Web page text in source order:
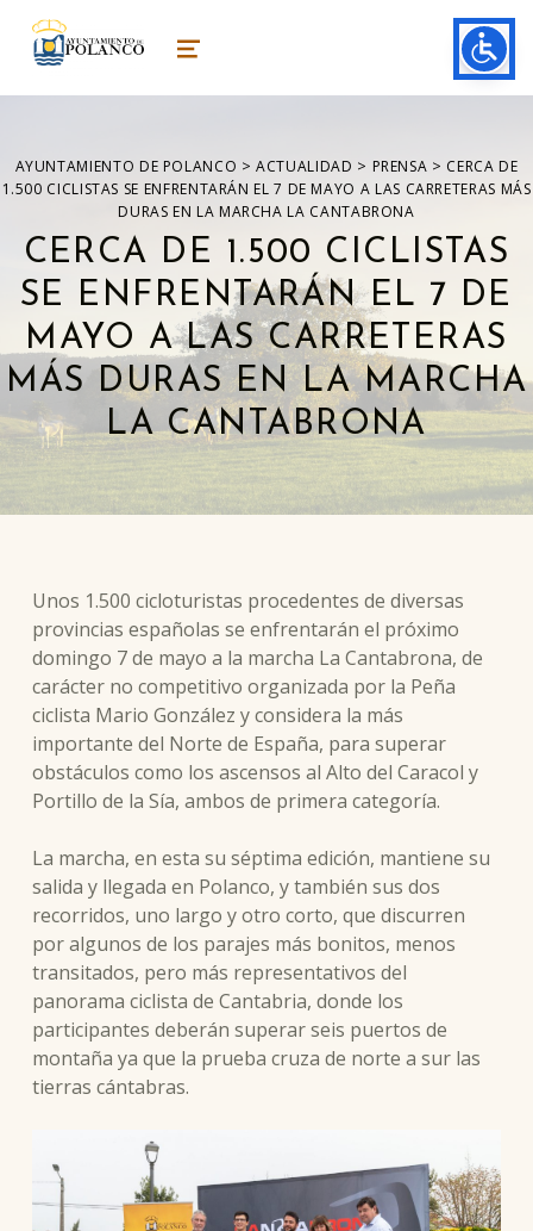
ayuntamiento de polanco
AYUNTAMIENTO DE POLANCO MENU
AYUNTAMIENTO DE POLANCO >ACTUALIDAD > PRENSA > CERCA DE
1.500 CICLISTAS SE ENFRENTARÁN EL 7 DE MAYO A LAS CARRETERAS MÁS
DURAS EN LA MARCHA LA CANTABRONA
CERCA DE 1.500 CICLISTAS
SE ENFRENTARÁN EL 7 DE
MAYO A LAS CARRETERAS
MÁS DURAS EN LA MARCHA
LA CANTABRONA
Unos 1.500 cicloturistas procedentes de diversas
provincias españolas se enfrentarán el próximo
domingo 7 de mayo a la marcha La Cantabrona, de
carácter no competitivo organizada por la Peña
ciclista Mario González y considera la más
importante del Norte de España, para superar
obstáculos como los ascensos al Alto del Caracol y
Portillo de la Sía, ambos de primera categoría.
La marcha, en esta su séptima edición, mantiene su
salida y llegada en Polanco, y también sus dos
recorridos, uno largo y otro corto, que discurren
por algunos de los parajes más bonitos, menos
transitados, pero más representativos del
panorama ciclista de Cantabria, donde los
participantes deberán superar seis puertos de
montaña ya que la prueba cruza de norte a sur las
tierras cántabras.